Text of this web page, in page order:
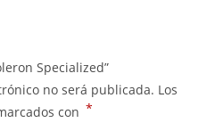
Specialized”
no será publicada. Los
con *